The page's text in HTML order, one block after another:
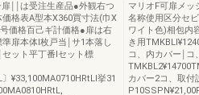
￨￨は受注生産品●外観右つ
格表A型本X360買寸法(巾X
価格百己ギ計価格●扉は右
扉本体l枚戸当￨サ1本落し
セット平丁番lセット標
¥33,100MA0710HRtLl挙31
マリオF可扉メッ
名称使用区分セ
ワイト色)相包内
き用
コ、内カバー￨コ
カバー2コ、取付